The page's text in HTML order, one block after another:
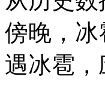
傍晚，
遇冰雹